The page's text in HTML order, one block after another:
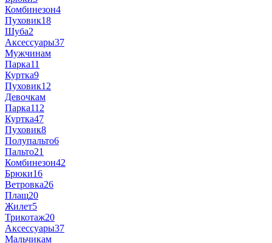
Комбинезон4
Пуховик18
Шуба2
Аксессуары37
Мужчинам
Парка11
Куртка9
Пуховик12
Девочкам
Парка112
Куртка47
Пуховик8
Полупальто6
Пальто21
Комбинезон42
Брюки16
Ветровка26
Плащ20
Жилет5
Трикотаж20
Аксессуары37
Мальчикам